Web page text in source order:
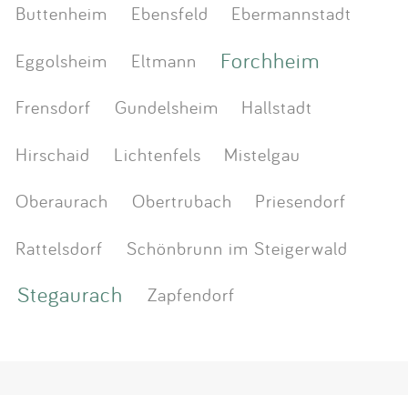
Buttenheim
Ebensfeld
Ebermannstadt
Eggolsheim
Eltmann Forchheim
Frensdorf Gundelsheim
Hallstadt
Hirschaid
Lichtenfels
Mistelgau
Oberaurach
Obertrubach
Priesendorf
Rattelsdorf
Schönbrunn im Steigerwald
Stegaurach Zapfendorf